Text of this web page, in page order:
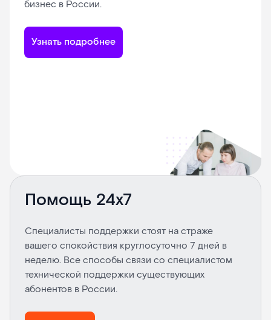
бизнес в России.
Узнать подробнее
Помощь 24х7
Специалисты поддержки стоят на страже
вашего спокойствия круглосуточно 7 дней в
неделю. Все способы связи со специалистом
технической поддержки существующих
абонентов в России.